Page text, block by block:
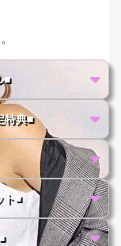
■
特典■
ト■